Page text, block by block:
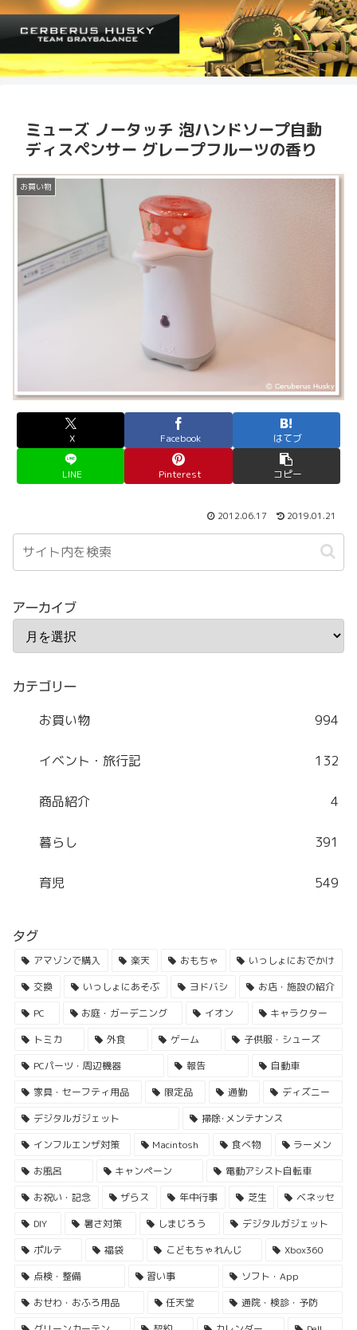
ミューズ ノータッチ 泡ハンドソープ自動
ディスペンサー グレープフルーツの香り
お買い物
X Facebook はてブ
LINE Pinterest コピー
2012.06.17 2019.01.21
アーカイブ
カテゴリー
お買い物 994
イベント・旅行記 132
商品紹介 4
暮らし 391
育児 549
タグ
アマゾンで購入 楽天 おもちゃ
いっしょにおでかけ
交換
いっしょにあそぶ ヨドバシ
お店・施設の紹介
PC
お庭・ガーデニング イオン
キャラクター
トミカ
外食 ゲーム
子供服・シューズ
PCパーツ・周辺機器
報告
自動車
家具・セーフティ用品
限定品 通勤
ディズニー
デジタルガジェット
掃除･メンテナンス
インフルエンザ対策
Macintosh 食べ物
ラーメン
お風呂
キャンペーン
電動アシスト自転車
お祝い・記念
ザらス 年中行事 芝生
ベネッセ
DIY
暑さ対策 しまじろう
デジタルガジェット
ポルテ
福袋 こどもちゃれんじ
Xbox360
点検・整備
習い事
ソフト・App
おせわ・おふろ用品
任天堂
通院・検診・予防